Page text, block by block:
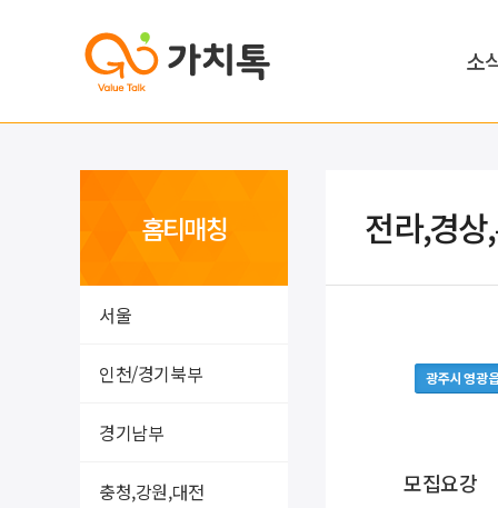
소
홈티매칭
서울
인천/경기북부
경기남부
충청,강원,대전
전라,경상
광주시 영광
모집요강